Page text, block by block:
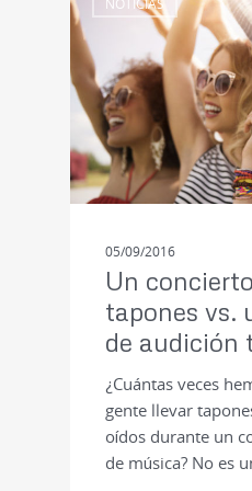
05/09/2016
Un
tapones vs.
de audición
¿Cuántas veces
gente llevar
oídos durante un
de música? No es